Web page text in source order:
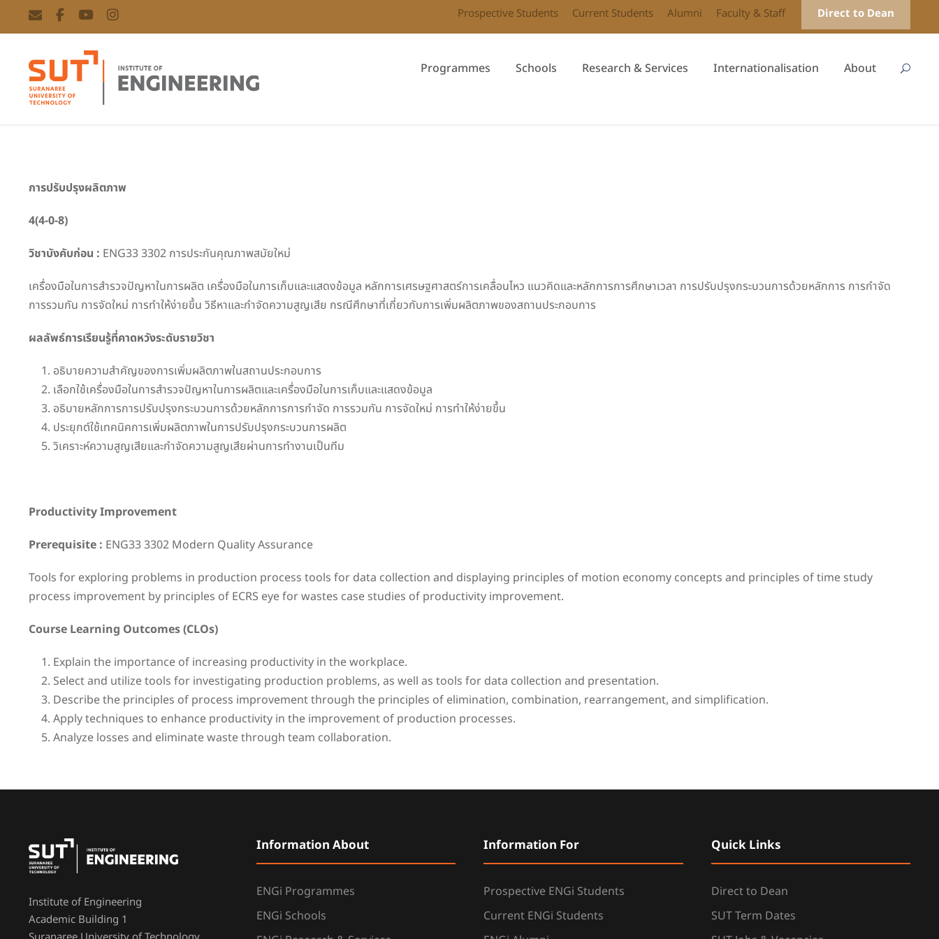
Prospective Students Current Students Alumni Faculty & Staff Direct to Dean
Programmes Schools Research & Services Internationalisation About
การปรับปรุงผลิตภาพ
4(4-0-8)
วิชาบังคับก่อน : ENG33 3302 การประกันคุณภาพสมัยใหม่
เครื่องมือในการสำรวจปัญหาในการผลิต เครื่องมือในการเก็บและแสดงข้อมูล หลักการเศรษฐศาสตร์การเคลื่อนไหว แนวคิดและหลักการการศึกษาเวลา การปรับปรุงกระบวนการด้วยหลักการ การกำจัด
การรวมกัน การจัดใหม่ การทำให้ง่ายขึ้น วิธีหาและกำจัดความสูญเสีย กรณีศึกษาที่เกี่ยวกับการเพิ่มผลิตภาพของสถานประกอบการ
ผลลัพธ์การเรียนรู้ที่คาดหวังระดับรายวิชา
อธิบายความสำคัญของการเพิ่มผลิตภาพในสถานประกอบการ
เลือกใช้เครื่องมือในการสำรวจปัญหาในการผลิตและเครื่องมือในการเก็บและแสดงข้อมูล
อธิบายหลักการการปรับปรุงกระบวนการด้วยหลักการการกำจัด การรวมกัน การจัดใหม่ การทำให้ง่ายขึ้น
ประยุกต์ใช้เทคนิคการเพิ่มผลิตภาพในการปรับปรุงกระบวนการผลิต
วิเคราะห์ความสูญเสียและกำจัดความสูญเสียผ่านการทำงานเป็นทีม
Productivity Improvement
Prerequisite : ENG33 3302 Modern Quality Assurance
Tools for exploring problems in production process tools for data collection and displaying principles of motion economy concepts and principles of time study
process improvement by principles of ECRS eye for wastes case studies of productivity improvement.
Course Learning Outcomes (CLOs)
Explain the importance of increasing productivity in the workplace.
Select and utilize tools for investigating production problems, as well as tools for data collection and presentation.
Describe the principles of process improvement through the principles of elimination, combination, rearrangement, and simplification.
Apply techniques to enhance productivity in the improvement of production processes.
Analyze losses and eliminate waste through team collaboration.
Institute of Engineering
Academic Building 1
Information About
ENGi Programmes
ENGi Schools
Information For
Prospective ENGi Students
Current ENGi Students
Quick Links
Direct to Dean
SUT Term Dates